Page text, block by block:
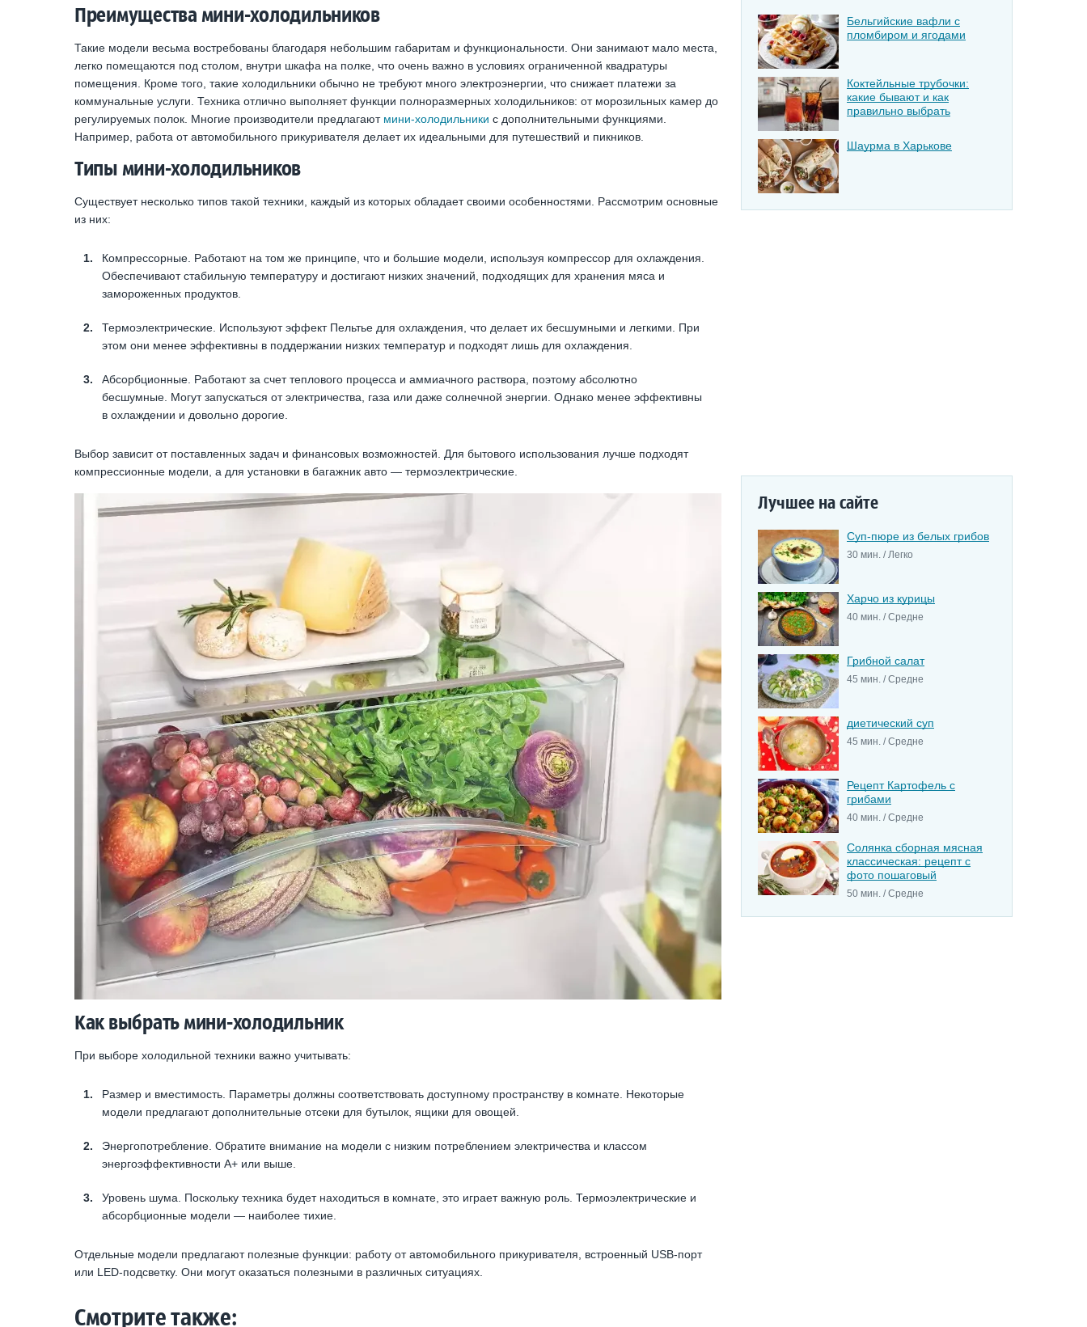
Преимущества мини-холодильников
Такие модели весьма востребованы благодаря небольшим габаритам и функциональности. Они занимают мало места,
легко помещаются под столом, внутри шкафа на полке, что очень важно в условиях ограниченной квадратуры
помещения. Кроме того, такие холодильники обычно не требуют много электроэнергии, что снижает платежи за
коммунальные услуги. Техника отлично выполняет функции полноразмерных холодильников: от морозильных камер до
регулируемых полок. Многие производители предлагают мини-холодильники с дополнительными функциями.
Например, работа от автомобильного прикуривателя делает их идеальными для путешествий и пикников.
Типы мини-холодильников
Существует несколько типов такой техники, каждый из которых обладает своими особенностями. Рассмотрим основные
из них:
Компрессорные. Работают на том же принципе, что и большие модели, используя компрессор для охлаждения.
Обеспечивают стабильную температуру и достигают низких значений, подходящих для хранения мяса и
замороженных продуктов.
Термоэлектрические. Используют эффект Пельтье для охлаждения, что делает их бесшумными и легкими. При
этом они менее эффективны в поддержании низких температур и подходят лишь для охлаждения.
Абсорбционные. Работают за счет теплового процесса и аммиачного раствора, поэтому абсолютно
бесшумные. Могут запускаться от электричества, газа или даже солнечной энергии. Однако менее эффективны
в охлаждении и довольно дорогие.
Выбор зависит от поставленных задач и финансовых возможностей. Для бытового использования лучше подходят
компрессионные модели, а для установки в багажник авто — термоэлектрические.
Как выбрать мини-холодильник
При выборе холодильной техники важно учитывать:
Размер и вместимость. Параметры должны соответствовать доступному пространству в комнате. Некоторые
модели предлагают дополнительные отсеки для бутылок, ящики для овощей.
Энергопотребление. Обратите внимание на модели с низким потреблением электричества и классом
энергоэффективности A+ или выше.
Уровень шума. Поскольку техника будет находиться в комнате, это играет важную роль. Термоэлектрические и
абсорбционные модели — наиболее тихие.
Отдельные модели предлагают полезные функции: работу от автомобильного прикуривателя, встроенный USB-порт
или LED-подсветку. Они могут оказаться полезными в различных ситуациях.
Смотрите также:
Бельгийские вафли с
пломбиром и ягодами
Коктейльные трубочки:
какие бывают и как
правильно выбрать
Шаурма в Харькове
Лучшее на сайте
Суп-пюре из белых грибов
30 мин. / Легко
Харчо из курицы
40 мин. / Средне
Грибной салат
45 мин. / Средне
диетический суп
45 мин. / Средне
Рецепт Картофель с
грибами
40 мин. / Средне
Солянка сборная мясная
классическая: рецепт с
фото пошаговый
50 мин. / Средне